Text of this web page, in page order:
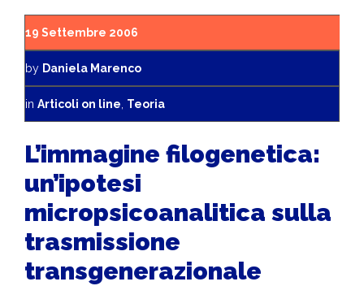
19 Settembre 2006
by Daniela Marenco
in Articoli on line Teoria
L’immagine filogenetica:
un’ipotesi
micropsicoanalitica sulla
trasmissione
transgenerazionale